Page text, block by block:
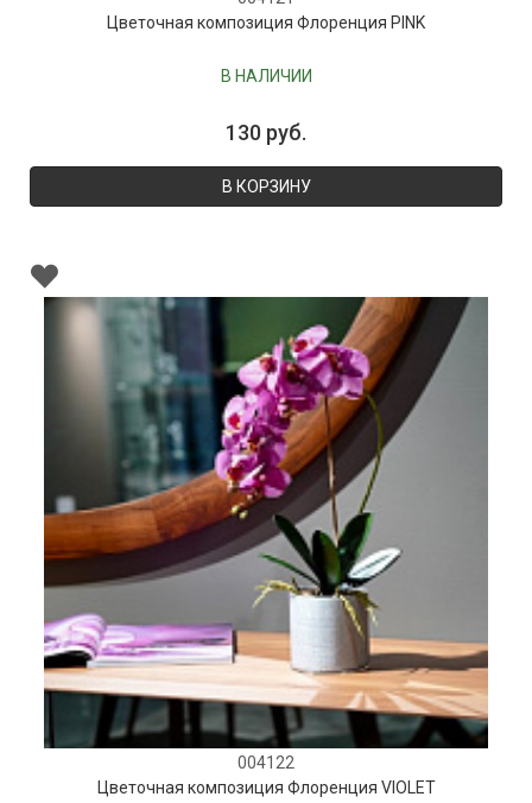
Цветочная композиция Флоренция PINK
В НАЛИЧИИ
130 руб.
В КОРЗИНУ
004122
Цветочная композиция Флоренция VIOLET